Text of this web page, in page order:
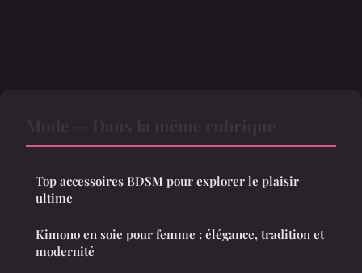
Top accessoires BDSM pour explorer le plaisir
ultime
Kimono en soie pour femme : élégance, tradition et
modernité